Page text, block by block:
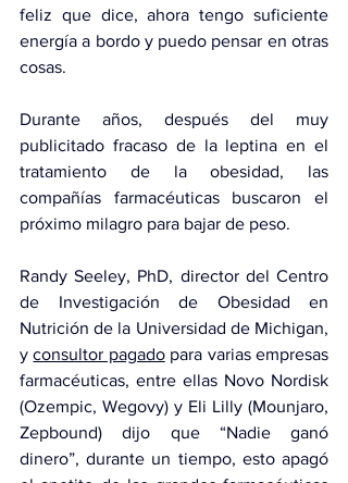
feliz que dice, ahora tengo suficiente
energía a bordo y puedo pensar en otras
cosas.
Durante años, después del muy
publicitado fracaso de la leptina en el
tratamiento de la obesidad, las
compañías farmacéuticas buscaron el
próximo milagro para bajar de peso.
Randy Seeley, PhD, director del Centro
de Investigación de Obesidad en
Nutrición de la Universidad de Michigan,
y consultor pagado para varias empresas
farmacéuticas, entre ellas Novo Nordisk
(Ozempic, Wegovy) y Eli Lilly (Mounjaro,
Zepbound) dijo que “Nadie ganó
dinero”, durante un tiempo, esto apagó